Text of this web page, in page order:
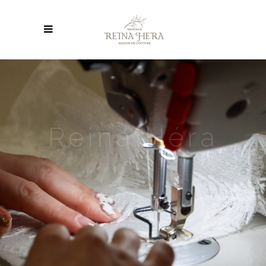
Création
sur-mesure
Robes de mariée, soirée, enfants,